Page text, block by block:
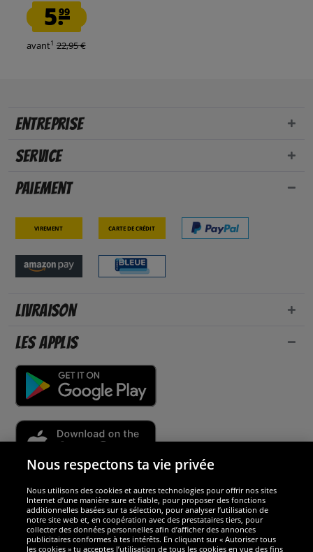
5.99
avant1 22,95 €
Entreprise
Service
Paiement
Virement Carte de crédit
Livraison
Les applis
Sécurité
Nous sommes excellents
Nous respectons ta vie privée
Nous utilisons des cookies et autres technologies pour offrir nos sites
Internet d’une manière sure et fiable, pour proposer des fonctions
additionnelles basées sur ta sélection, pour analyser l’utilisation de
notre site web et, en coopération avec des prestataires tiers, pour
collecter des données personnelles afin d’afficher des annonces
publicitaires conformes à tes intérêts. En cliquant sur « Autoriser tous
les cookies » tu acceptes l’utilisation de tous les cookies en vue des fins